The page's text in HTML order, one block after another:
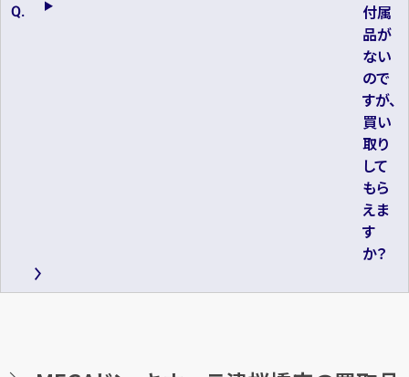
付属
品が
ない
ので
すが、
買い
取り
して
もら
えま
す
か？